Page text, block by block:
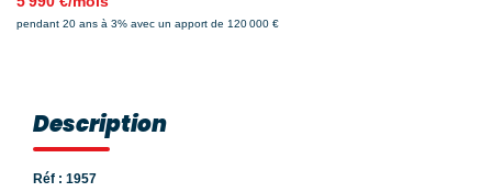
pendant 20 ans à 3% avec un apport de 120 000 €
Description
Réf : 1957